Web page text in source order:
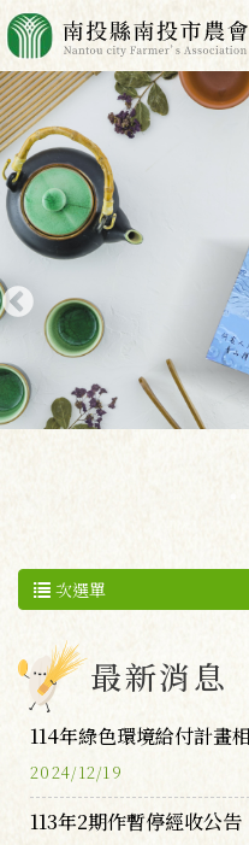
次選單
最新消息
114年綠色環境給付計畫
2024/12/19
113年2期作暫停經收公告